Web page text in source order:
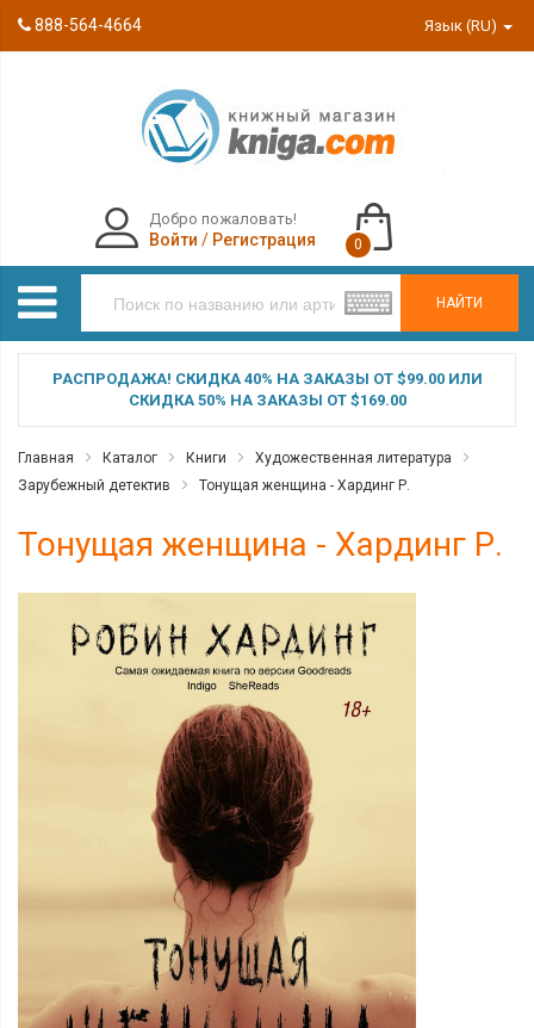
888-564-4664 Язык (RU)
НАЙТИ
Добро пожаловать!
Войти / Регистрация 0
РАСПРОДАЖА! СКИДКА 40% НА ЗАКАЗЫ ОТ $99.00 ИЛИ
СКИДКА 50% НА ЗАКАЗЫ ОТ $169.00
Главная Каталог Книги
Художественная литература
Зарубежный детектив
Тонущая женщина - Хардинг Р.
Тонущая женщина - Хардинг Р.